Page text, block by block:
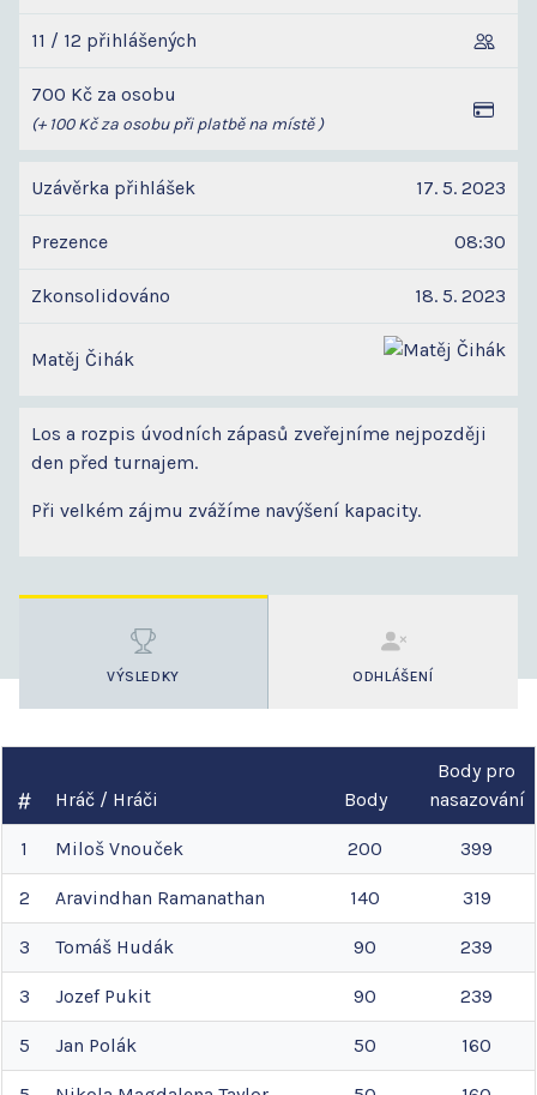
11 / 12 přihlášených
700 Kč za osobu
(+ 100 Kč za osobu při platbě na místě )
Uzávěrka přihlášek 17. 5. 2023
Prezence 08:30
Zkonsolidováno 18. 5. 2023
Matěj Čihák
Los a rozpis úvodních zápasů zveřejníme nejpozději
den před turnajem.
Při velkém zájmu zvážíme navýšení kapacity.
VÝSLEDKY ODHLÁŠENÍ
Hráč / Hráči Body
Body pro
nasazování
1 Miloš Vnouček 200 399
2 Aravindhan Ramanathan 140 319
3 Tomáš Hudák 90 239
3 Jozef Pukit 90 239
5 Jan Polák 50 160